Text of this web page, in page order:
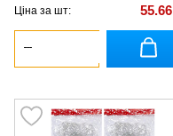
Ціна за шт: 55.66